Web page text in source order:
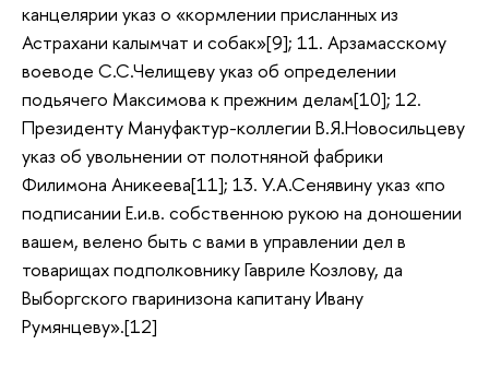
канцелярии указ о «кормлении присланных из
Астрахани калымчат и собак»[9]; 11. Арзамасскому
воеводе С.С.Челищеву указ об определении
подьячего Максимова к прежним делам[10]; 12.
Президенту Мануфактур-коллегии В.Я.Новосильцеву
указ об увольнении от полотняной фабрики
Филимона Аникеева[11]; 13. У.А.Сенявину указ «по
подписании Е.и.в. собственною рукою на доношении
вашем, велено быть с вами в управлении дел в
товарищах подполковнику Гавриле Козлову, да
Выборгского гваринизона капитану Ивану
Румянцеву».[12]